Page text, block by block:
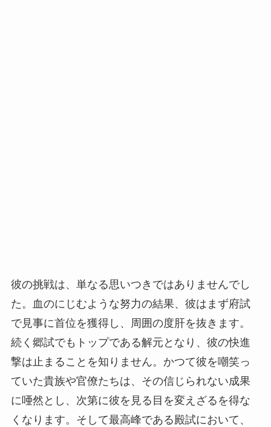
彼の挑戦は、単なる思いつきではありませんでし
た。血のにじむような努力の結果、彼はまず府試
で見事に首位を獲得し、周囲の度肝を抜きます。
続く郷試でもトップである解元となり、彼の快進
撃は止まることを知りません。かつて彼を嘲笑っ
ていた貴族や官僚たちは、その信じられない成果
に唖然とし、次第に彼を見る目を変えざるを得な
くなります。そして最高峰である殿試において、